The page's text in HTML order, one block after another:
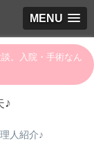
MENU
。入院・手術なん
♪
人紹介♪